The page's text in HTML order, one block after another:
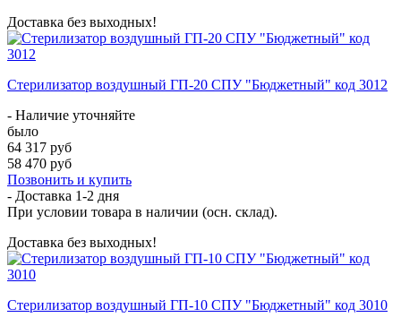
Доставка без выходных!
Стерилизатор воздушный ГП-20 СПУ "Бюджетный" код 3012
- Наличие уточняйте
было
64 317 руб
58 470 руб
Позвонить и купить
- Доставка 1-2 дня
При условии товара в наличии (осн. склад).
Доставка без выходных!
Стерилизатор воздушный ГП-10 СПУ "Бюджетный" код 3010